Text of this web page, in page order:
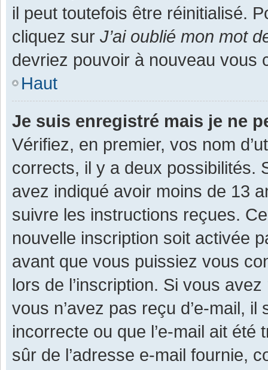
il peut toutefois être réinitialisé.
cliquez sur J’ai oublié mon mot
devriez pouvoir à nouveau vous
Haut
Je suis enregistré mais je ne
Vérifiez, en premier, vos nom
corrects, il y a deux possibilités.
avez indiqué avoir moins de 13
suivre les instructions reçues.
nouvelle inscription soit activée
avant que vous puissiez vous
lors de l’inscription. Si vous
vous n’avez pas reçu d’e-mail,
incorrecte ou que l’e-mail ait
sûr de l’adresse e-mail fournie,